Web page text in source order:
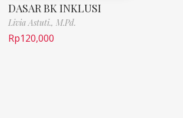
DASAR BK INKLUSI
Livia Astuti., M.Pd.
Rp120,000